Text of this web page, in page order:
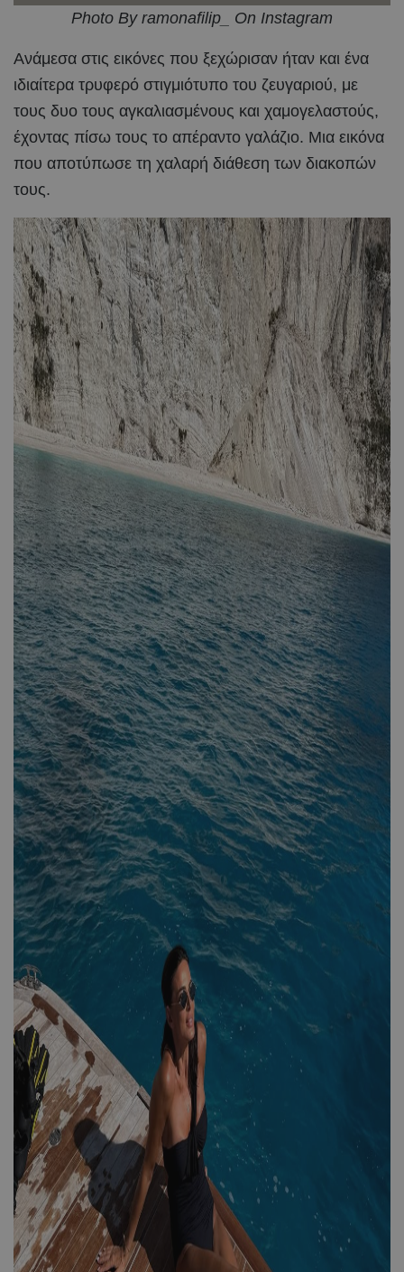
Photo By ramonafilip_ On Instagram
Ανάμεσα στις εικόνες που ξεχώρισαν ήταν και ένα
ιδιαίτερα τρυφερό στιγμιότυπο του ζευγαριού, με
τους δυο τους αγκαλιασμένους και χαμογελαστούς,
έχοντας πίσω τους το απέραντο γαλάζιο. Μια εικόνα
που αποτύπωσε τη χαλαρή διάθεση των διακοπών
τους.